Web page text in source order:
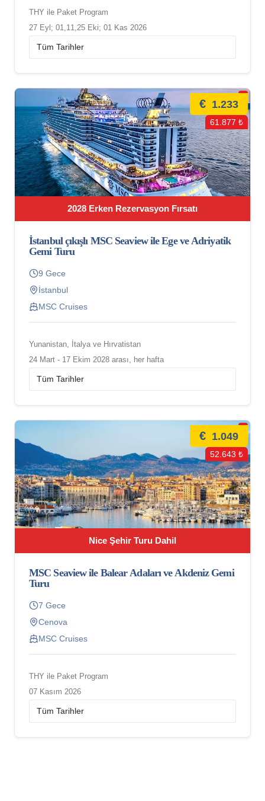
THY ile Paket Program
27 Eyl; 01,11,25 Eki; 01 Kas 2026
2028 Erken Rezervasyon Fırsatı
€ 1.233
61.877 ₺
İstanbul çıkışlı MSC Seaview ile Ege ve Adriyatik
Gemi Turu
9 Gece
İstanbul
MSC Cruises
Yunanistan, İtalya ve Hırvatistan
24 Mart - 17 Ekim 2028 arası, her hafta
Nice Şehir Turu Dahil
€ 1.049
52.643 ₺
MSC Seaview ile Balear Adaları ve Akdeniz Gemi
Turu
7 Gece
Cenova
MSC Cruises
THY ile Paket Program
07 Kasım 2026